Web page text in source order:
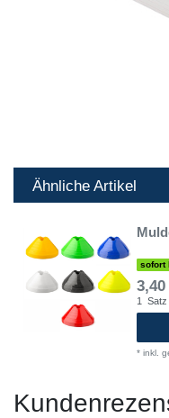
Ähnliche Artikel
sofort
1 Satz
* inkl.